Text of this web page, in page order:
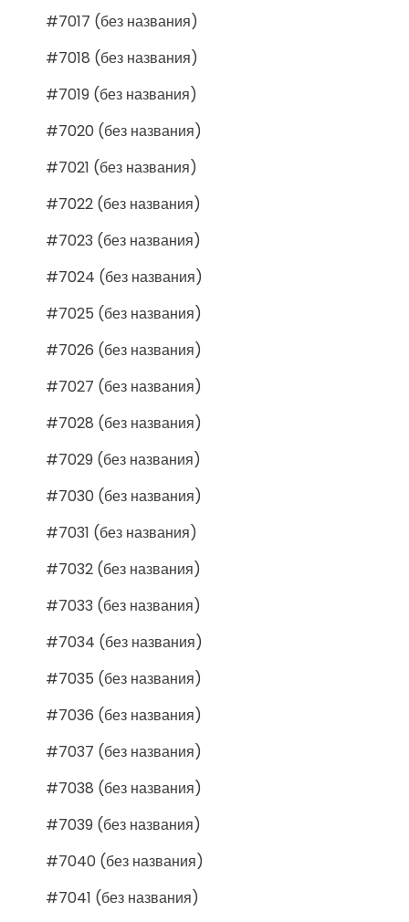
#7017 (без названия)
#7018 (без названия)
#7019 (без названия)
#7020 (без названия)
#7021 (без названия)
#7022 (без названия)
#7023 (без названия)
#7024 (без названия)
#7025 (без названия)
#7026 (без названия)
#7027 (без названия)
#7028 (без названия)
#7029 (без названия)
#7030 (без названия)
#7031 (без названия)
#7032 (без названия)
#7033 (без названия)
#7034 (без названия)
#7035 (без названия)
#7036 (без названия)
#7037 (без названия)
#7038 (без названия)
#7039 (без названия)
#7040 (без названия)
#7041 (без названия)